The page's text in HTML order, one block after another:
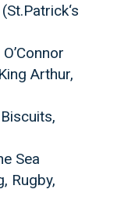
Arthur,
Sea
Rugby,